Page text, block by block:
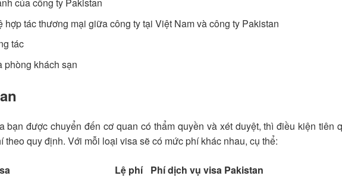
của công ty Pakistan
tác thương mại giữa công ty tại Việt Nam và công ty Pakistan
tác
phòng khách sạn
bạn được chuyển đến cơ quan có thẩm quyền và xét duyệt, thì điều kiện tiên
quy định. Với mỗi loại visa sẽ có mức phí khác nhau, cụ thể:
Lệ phí
Phí dịch vụ visa Pakistan